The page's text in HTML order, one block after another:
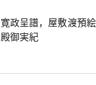
寛政呈譜，屋敷渡預
殿御実紀